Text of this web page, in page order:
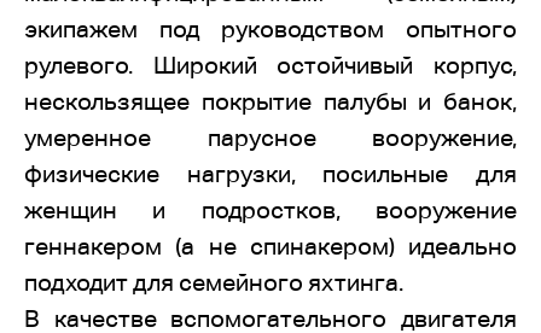
экипажем под руководством опытного
рулевого. Широкий остойчивый корпус,
нескользящее покрытие палубы и банок,
умеренное парусное вооружение,
физические нагрузки, посильные для
женщин и подростков, вооружение
геннакером (а не спинакером) идеально
подходит для семейного яхтинга.
В качестве вспомогательного двигателя